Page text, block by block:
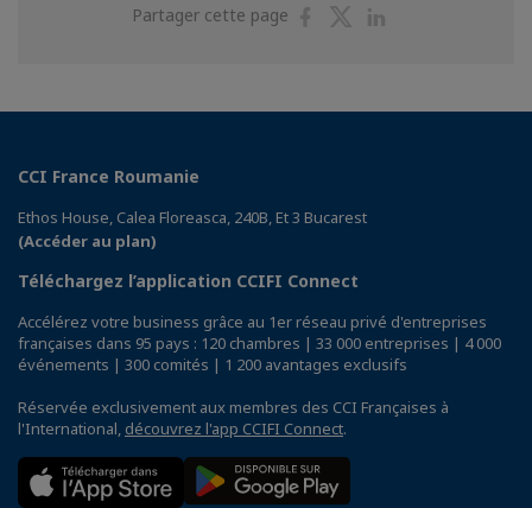
Partager cette page
PartagerPartager
CCI France Roumanie
Ethos House, Calea Floreasca, 240B, Et 3 Bucarest
(Accéder au plan)
Téléchargez l’application CCIFI Connect
Accélérez votre business grâce au 1er réseau privé d'entreprises
françaises dans 95 pays : 120 chambres | 33 000 entreprises | 4 000
événements | 300 comités | 1 200 avantages exclusifs
Réservée exclusivement aux membres des CCI Françaises à
l'International, découvrez l'app CCIFI Connect.